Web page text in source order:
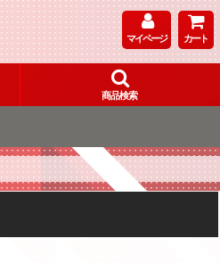
マイページ カート
商品検索